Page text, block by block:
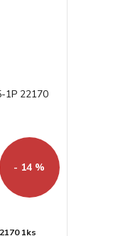
- 14 %
1ks